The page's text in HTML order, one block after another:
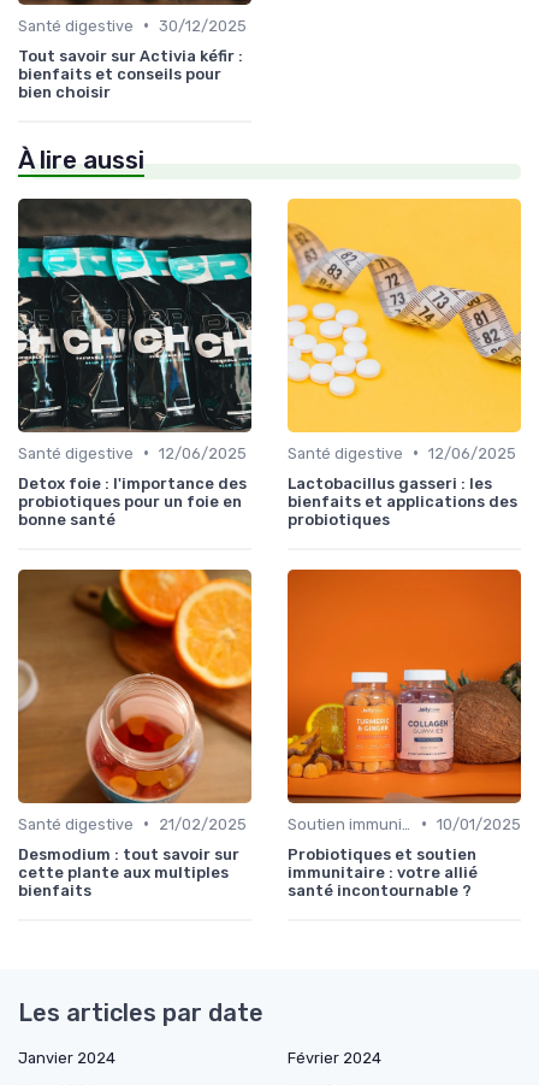
Santé digestive • 30/12/2025
Tout savoir sur Activia kéfir :
bienfaits et conseils pour
bien choisir
À lire aussi
Santé digestive • 12/06/2025
Detox foie : l'importance des
probiotiques pour un foie en
bonne santé
Santé digestive • 12/06/2025
Lactobacillus gasseri : les
bienfaits et applications des
probiotiques
Santé digestive •
21/02/2025
Desmodium : tout savoir sur
cette plante aux multiples
bienfaits
• 10/01/2025
Probiotiques et soutien
immunitaire : votre allié
santé incontournable ?
Les articles par date
Janvier 2024
Février 2024